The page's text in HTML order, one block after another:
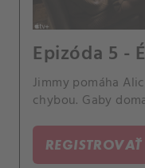
Epizóda 5 -
Jimmy pomáha
chybou. Gaby
REGISTROVAŤ